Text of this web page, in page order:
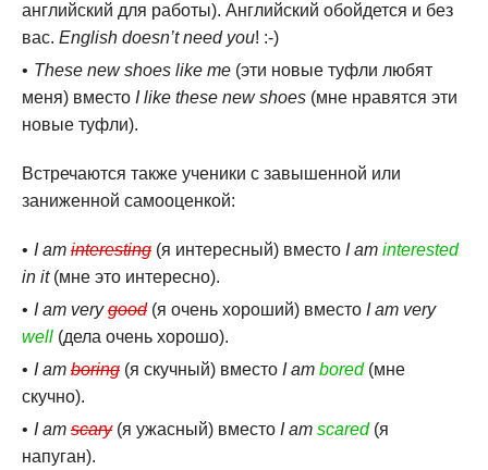
английский для работы). Английский обойдется и без
вас. English doesn’t need you! :-)
These new shoes like me (эти новые туфли любят
меня) вместо I like these new shoes (мне нравятся эти
новые туфли).
Встречаются также ученики с завышенной или
заниженной самооценкой:
I am interesting (я интересный) вместо I am interested
in it(мне это интересно).
I am verygood(я очень хороший) вместо I am very
well (дела очень хорошо).
I am boring (я скучный) вместо I am bored(мне
скучно).
I am scary(я ужасный) вместо I am scared(я
напуган).